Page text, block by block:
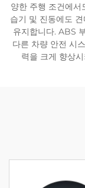
양한 주행 조건에서
습기 및 진동에도
유지합니다. ABS
다른 차량 안전 시
력을 크게 향상